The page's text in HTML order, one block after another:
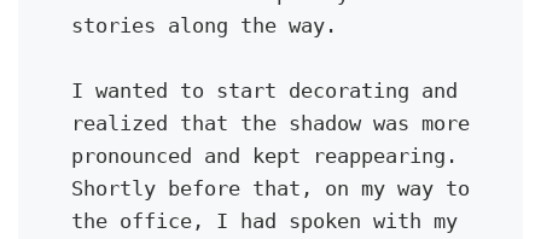
stories along the way.
I wanted to start decorating and
realized that the shadow was more
pronounced and kept reappearing.
Shortly before that, on my way to
the office, I had spoken with my